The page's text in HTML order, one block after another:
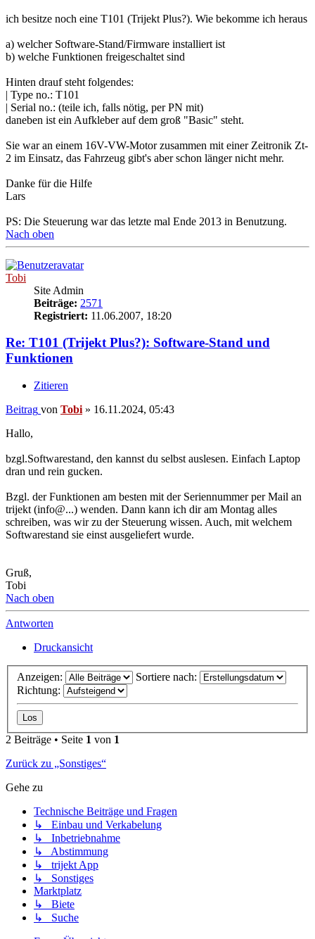
ich besitze noch eine T101 (Trijekt Plus?). Wie bekomme ich heraus
a) welcher Software-Stand/Firmware installiert ist
b) welche Funktionen freigeschaltet sind
Hinten drauf steht folgendes:
| Type no.: T101
| Serial no.: (teile ich, falls nötig, per PN mit)
daneben ist ein Aufkleber auf dem groß "Basic" steht.
Sie war an einem 16V-VW-Motor zusammen mit einer Zeitronik Zt-
2 im Einsatz, das Fahrzeug gibt's aber schon länger nicht mehr.
Danke für die Hilfe
Lars
PS: Die Steuerung war das letzte mal Ende 2013 in Benutzung.
Nach oben
Tobi
Site Admin
Beiträge: 2571
Registriert: 11.06.2007, 18:20
Re: T101 (Trijekt Plus?): Software-Stand und
Funktionen
Zitieren
Beitrag von Tobi » 16.11.2024, 05:43
Hallo,
bzgl.Softwarestand, den kannst du selbst auslesen. Einfach Laptop
dran und rein gucken.
Bzgl. der Funktionen am besten mit der Seriennummer per Mail an
trijekt (info@...) wenden. Dann kann ich dir am Montag alles
schreiben, was wir zu der Steuerung wissen. Auch, mit welchem
Softwarestand sie einst ausgeliefert wurde.
Gruß,
Tobi
Nach oben
Antworten
Druckansicht
Anzeigen:
Sortiere nach:
Richtung:
2 Beiträge • Seite 1 von 1
Zurück zu „Sonstiges“
Gehe zu
Technische Beiträge und Fragen
↳ Einbau und Verkabelung
↳ Inbetriebnahme
↳ Abstimmung
↳ trijekt App
↳ Sonstiges
Marktplatz
↳ Biete
↳ Suche